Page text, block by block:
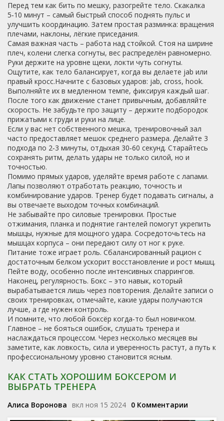
Перед тем как бить по мешку, разогрейте тело. Скакалка
5‑10 минут – самый быстрый способ поднять пульс и
улучшить координацию. Затем простая разминка: вращения
плечами, наклоны, лёгкие приседания.
Самая важная часть – работа над стойкой. Стоя на ширине
плеч, колени слегка согнуты, вес распределён равномерно.
Руки держите на уровне щеки, локти чуть согнуты.
Ощутите, как тело балансирует, когда вы делаете jab или
правый кросс.Начните с базовых ударов: jab, cross, hook.
Выполняйте их в медленном темпе, фиксируя каждый шаг.
После того как движение станет привычным, добавляйте
скорость. Не забудьте про защиту – держите подбородок
прижатыми к груди и руки на лице.
Если у вас нет собственного мешка, тренировочный зал
часто предоставляет мешок среднего размера. Делайте 3
подхода по 2‑3 минуты, отдыхая 30‑60 секунд. Старайтесь
сохранять ритм, делать удары не только силой, но и
точностью.
Помимо прямых ударов, уделяйте время работе с лапами.
Лапы позволяют отработать реакцию, точность и
комбинирование ударов. Тренер будет подавать сигналы, а
вы отвечаете выходом точных комбинаций.
Не забывайте про силовые тренировки. Простые
отжимания, планка и поднятие гантелей помогут укрепить
мышцы, нужные для мощного удара. Сосредоточьтесь на
мышцах корпуса – они передают силу от ног к руке.
Питание тоже играет роль. Сбалансированный рацион с
достаточным белком ускорит восстановление и рост мышц.
Пейте воду, особенно после интенсивных спаррингов.
Наконец, регулярность. Бокс – это навык, который
вырабатывается лишь через повторения. Делайте записи о
своих тренировках, отмечайте, какие удары получаются
лучше, а где нужен контроль.
И помните, что любой боксёр когда‑то был новичком.
Главное – не бояться ошибок, слушать тренера и
наслаждаться процессом. Через несколько месяцев вы
заметите, как ловкость, сила и уверенность растут, а путь к
профессиональному уровню становится ясным.
КАК СТАТЬ ХОРОШИМ БОКСЕРОМ И
ВЫБРАТЬ ТРЕНЕРА
Алиса Воронова вкл ноя 15 2024 0 Комментарии